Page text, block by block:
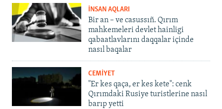
İNSAN AQLARI
Bir an – ve casussıñ. Qırım
mahkemeleri devlet hainligi
qabaatlavlarını daqqalar içinde
nasıl baqalar
CEMİYET
"Er kes qaça, er kes kete": cenk
Qırımdaki Rusiye turistlerine nasıl
barıp yetti